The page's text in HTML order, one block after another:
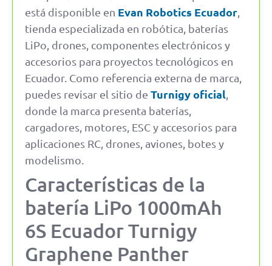
está disponible en Evan Robotics Ecuador
tienda especializada en robótica, baterías
LiPo, drones, componentes electrónicos y
accesorios para proyectos tecnológicos en
Ecuador. Como referencia externa de marca,
puedes revisar el sitio de Turnigy oficial
donde la marca presenta baterías,
cargadores, motores, ESC y accesorios para
aplicaciones RC, drones, aviones, botes y
modelismo.
Características de la
batería LiPo 1000mAh
6S Ecuador Turnigy
Graphene Panther